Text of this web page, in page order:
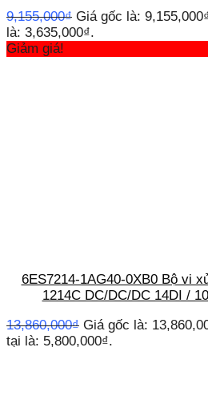
9,155,000₫ Giá gốc là:
là: 3,635,000₫.
Giảm giá!
6ES7214-1AG40-0XB0 Bộ vi
1214C DC/DC/DC 14DI /
13,860,000₫ Giá gốc là:
tại là: 5,800,000₫.